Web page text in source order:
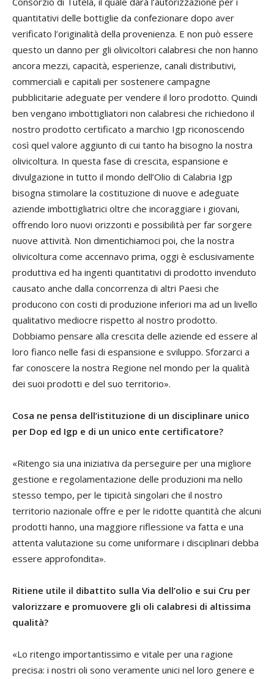
quantitativi delle bottiglie da confezionare dopo aver
verificato l’originalità della provenienza. E non può essere
questo un danno per gli olivicoltori calabresi che non hanno
ancora mezzi, capacità, esperienze, canali distributivi,
commerciali e capitali per sostenere campagne
pubblicitarie adeguate per vendere il loro prodotto. Quindi
ben vengano imbottigliatori non calabresi che richiedono il
nostro prodotto certificato a marchio Igp riconoscendo
così quel valore aggiunto di cui tanto ha bisogno la nostra
olivicoltura. In questa fase di crescita, espansione e
divulgazione in tutto il mondo dell’Olio di Calabria Igp
bisogna stimolare la costituzione di nuove e adeguate
aziende imbottigliatrici oltre che incoraggiare i giovani,
offrendo loro nuovi orizzonti e possibilità per far sorgere
nuove attività. Non dimentichiamoci poi, che la nostra
olivicoltura come accennavo prima, oggi è esclusivamente
produttiva ed ha ingenti quantitativi di prodotto invenduto
causato anche dalla concorrenza di altri Paesi che
producono con costi di produzione inferiori ma ad un livello
qualitativo mediocre rispetto al nostro prodotto.
Dobbiamo pensare alla crescita delle aziende ed essere al
loro fianco nelle fasi di espansione e sviluppo. Sforzarci a
far conoscere la nostra Regione nel mondo per la qualità
dei suoi prodotti e del suo territorio».
Cosa ne pensa dell’istituzione di un disciplinare unico
per Dop ed Igp e di un unico ente certificatore?
«Ritengo sia una iniziativa da perseguire per una migliore
gestione e regolamentazione delle produzioni ma nello
stesso tempo, per le tipicità singolari che il nostro
territorio nazionale offre e per le ridotte quantità che alcuni
prodotti hanno, una maggiore riflessione va fatta e una
attenta valutazione su come uniformare i disciplinari debba
essere approfondita».
Ritiene utile il dibattito sulla Via dell’olio e sui Cru per
valorizzare e promuovere gli oli calabresi di altissima
qualità?
«Lo ritengo importantissimo e vitale per una ragione
precisa: i nostri oli sono veramente unici nel loro genere e